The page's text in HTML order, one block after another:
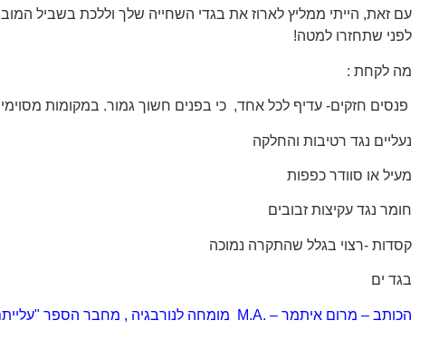
לפני שתחזרו למטה!
מה לקחת :
פנסים חזקים- עדיף לכל אחד, כי בפנים חשוך גמור. במקומות
נעליים נגד רטיבות והחלקה
מעיל או סוודר כפפות
חומר נגד עקיצות זבובים
קסדות -רצוי בגלל שהתקרה נמוכה
בגד ים
הכותב – מרום איתמר – .M.A מומחה לנורבגיה , מחבר הספר "עלייתם ושקיעתם של הויקינגים -200 שנות הגמוניה – מאות ה-8-10", ומנהל אתר http://tour4less.co